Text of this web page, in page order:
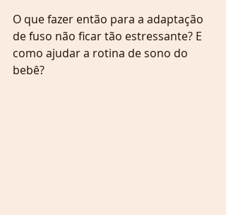
O que fazer então para a adaptação
de fuso não ficar tão estressante? E
como ajudar a rotina de sono do
bebê?